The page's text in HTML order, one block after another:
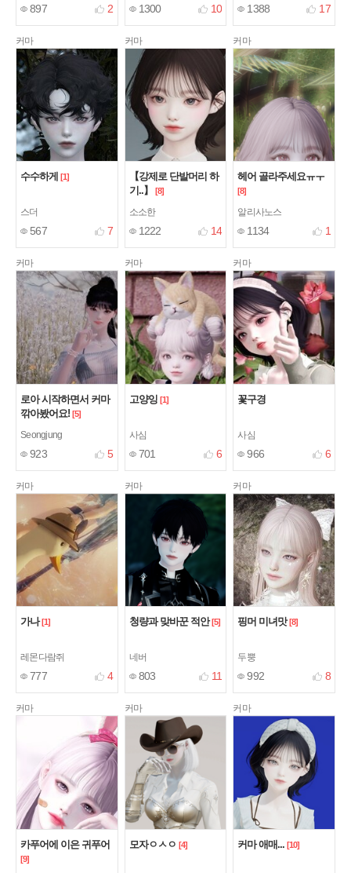
897 2 1300 10 1388 17
커마
수수하게 [1]
스더
567 7
커마
【강제로 단발머리 하
기..】
[8]
소소한
1222 14
커마
헤어 골라주세요ㅠㅜ
[8]
알리사노스
1134 1
커마
로아 시작하면서 커마
깎아봤어요! [5]
Seongjung
923 5
커마
고양잉 [1]
사심
701 6
커마
꽃구경
사심
966 6
커마
가나 [1]
레몬다람쥐
777 4
커마
청량과 맞바꾼 적안 [5]
네버
803 11
커마
핑머 미녀맛 [8]
두뿡
992 8
커마
카푸어에 이은 귀푸어
[9]
커마
모자ㅇㅅㅇ [4]
커마
커마 애매... [10]